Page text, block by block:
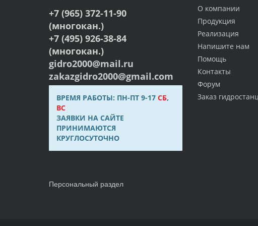
О компании
Продукция
Реализация
Напишите нам
Помощь
Контакты
Форум
Заказ
+7 (965) 372-11-90
(многокан.)
+7 (495) 926-38-84
(многокан.)
gidro2000@mail.ru
zakazgidro2000@gmail.com
ВРЕМЯ РАБОТЫ: ПН-ПТ 9-17СБ,
ВС
ЗАЯВКИ НА САЙТЕ
ПРИНИМАЮТСЯ
КРУГЛОСУТОЧНО
Персональный раздел